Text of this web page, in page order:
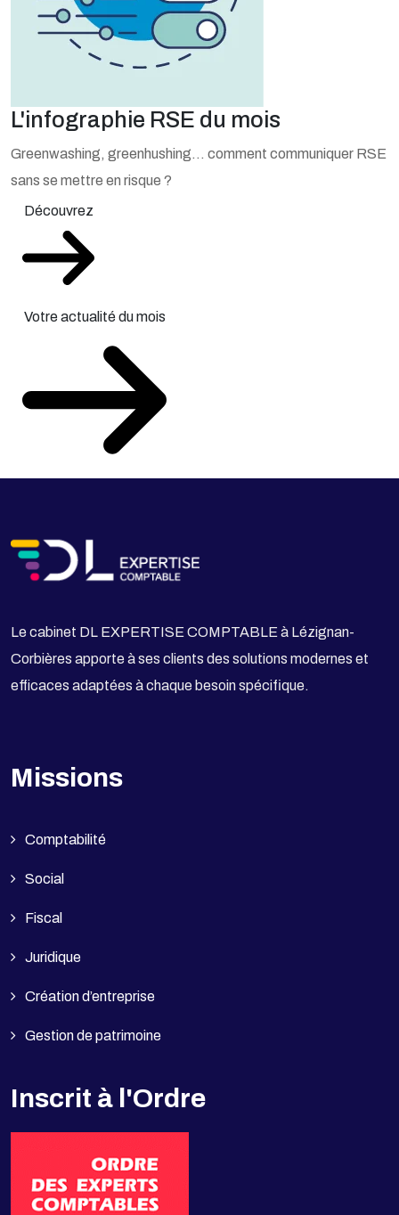
L'infographie RSE du mois
Greenwashing, greenhushing… comment communiquer RSE
sans se mettre en risque ?
Découvrez
Votre actualité du mois
Le cabinet DL EXPERTISE COMPTABLE à Lézignan-
Corbières apporte à ses clients des solutions modernes et
efficaces adaptées à chaque besoin spécifique.
Missions
Comptabilité
Social
Fiscal
Juridique
Création d’entreprise
Gestion de patrimoine
Inscrit à l'Ordre